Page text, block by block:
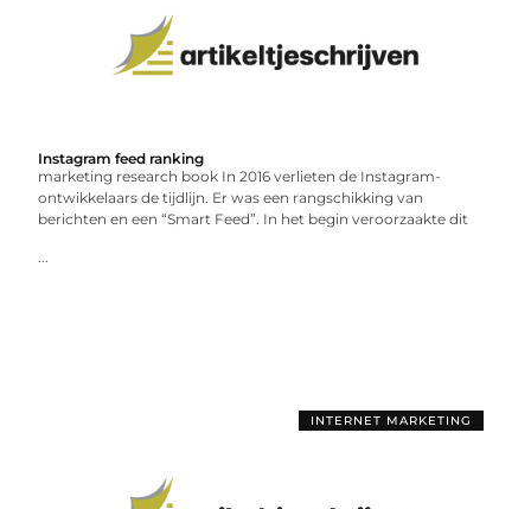
Instagram feed ranking
marketing research book In 2016 verlieten de Instagram-
ontwikkelaars de tijdlijn. Er was een rangschikking van
berichten en een “Smart Feed”. In het begin veroorzaakte dit
...
INTERNET MARKETING